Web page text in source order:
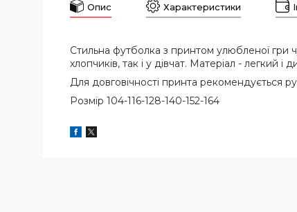
Опис Характеристики
Стильна футболка з принтом улюбленої гри
хлопчиків, так і у дівчат. Матеріал - легкий
Для довговічності принта рекомендується
Розмір 104-116-128-140-152-164